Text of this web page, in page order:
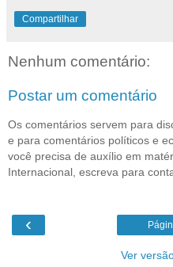
Compartilhar
Nenhum comentário:
Postar um comentário
Os comentários servem para
e para comentários políticos e
você precisa de auxílio em
Internacional, escreva para
‹
Ver